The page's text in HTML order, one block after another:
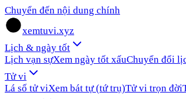
Chuyển đến nội dung chính
xemtuvi.xyz
Lịch & ngày tốt
Lịch vạn sựXem ngày tốt xấuChuyển đổi
Tử vi
Lá số tử viXem bát tự (tứ trụ)Tử vi trọn đời